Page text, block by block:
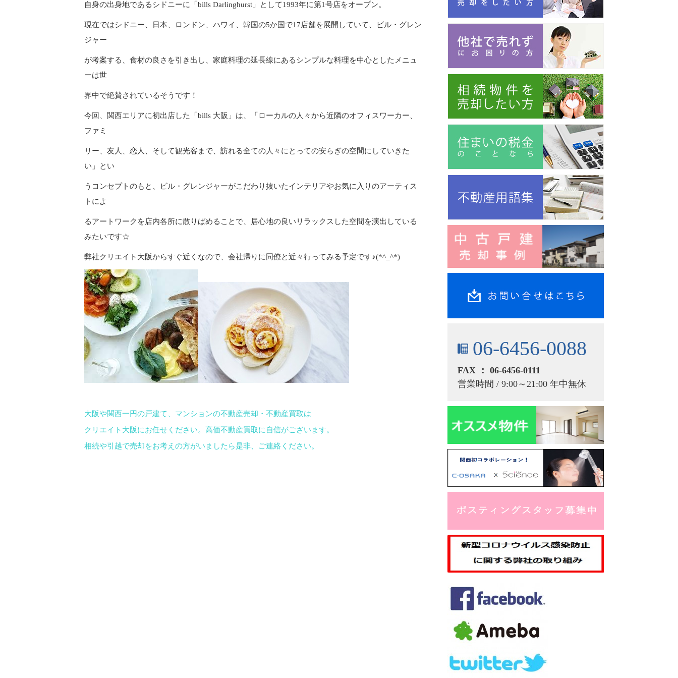
自身の出身地であるシドニーに「bills Darlinghurst」として1993年に第1号店をオープン。
現在ではシドニー、日本、ロンドン、ハワイ、韓国の5か国で17店舗を展開していて、ビル・グレン
ジャー
が考案する、食材の良さを引き出し、家庭料理の延長線にあるシンプルな料理を中心としたメニュ
ーは世
界中で絶賛されているそうです！
今回、関西エリアに初出店した「bills 大阪」は、「ローカルの人々から近隣のオフィスワーカー、
ファミ
リー、友人、恋人、そして観光客まで、訪れる全ての人々にとっての安らぎの空間にしていきた
い」とい
うコンセプトのもと、ビル・グレンジャーがこだわり抜いたインテリアやお気に入りのアーティス
トによ
るアートワークを店内各所に散りばめることで、居心地の良いリラックスした空間を演出している
みたいです☆
弊社クリエイト大阪からすぐ近くなので、会社帰りに同僚と近々行ってみる予定です♪(*^_^*)
大阪や関西一円の戸建て、マンションの不動産売却・不動産買取は
クリエイト大阪にお任せください。高価不動産買取に自信がございます。
相続や引越で売却をお考えの方がいましたら是非、ご連絡ください。
06-6456-0088
FAX ： 06-6456-0111
営業時間 / 9:00～21:00 年中無休